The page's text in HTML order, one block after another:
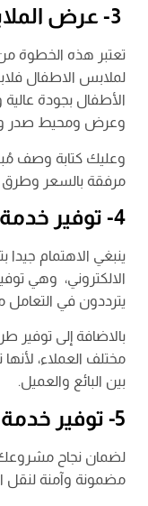
تعتبر هذه الخطوة
لملابس الاطفال
الأطفال بجودة
وعرض ومحيط صدر
وعليك كتابة وصف
مرفقة بالسعر وطرق
4- توفير خدمة الدفع بالمتجر
ينبغي الاهتمام
الالكتروني، وهي
يترددون في
بالاضافة إلى توفير
مختلف العملاء، لأنها
بين البائع والعميل.
5- توفير خدمة الشحن
لضمان نجاح
مضمونة وآمنة لنقل